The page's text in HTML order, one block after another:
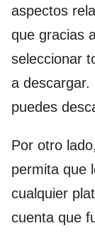
aspectos
que gracias
seleccionar
a descargar.
puedes
Por otro
permita que
cualquier
cuenta que